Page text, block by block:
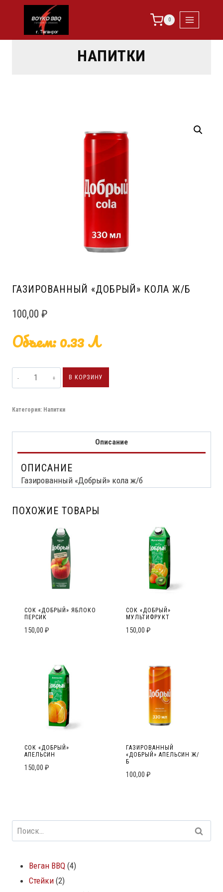
0
НАПИТКИ
ГАЗИРОВАННЫЙ «ДОБРЫЙ» КОЛА Ж/Б
100,00 ₽
Объем: 0.33 Л
В КОРЗИНУ
Категория: Напитки
Описание
ОПИСАНИЕ
Газированный «Добрый» кола ж/б
ПОХОЖИЕ ТОВАРЫ
СОК «ДОБРЫЙ» ЯБЛОКО
ПЕРСИК
150,00 ₽
СОК «ДОБРЫЙ»
МУЛЬТИФРУКТ
150,00 ₽
СОК «ДОБРЫЙ»
АПЕЛЬСИН
150,00 ₽
ГАЗИРОВАННЫЙ
«ДОБРЫЙ» АПЕЛЬСИН Ж/
Б
100,00 ₽
Веган BBQ 4
Стейки 2